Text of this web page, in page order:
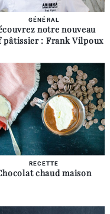
GÉNÉRAL
notre nouveau
pâtissier : Frank Vilpoux
RECETTE
chaud maison